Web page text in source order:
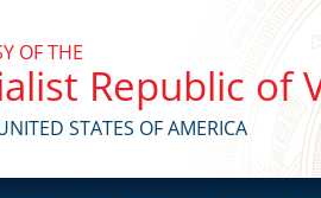
OF THE
Republic of
STATES OF AMERICA